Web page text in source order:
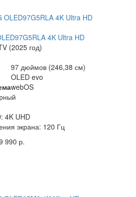
4K Ultra HD
(2025 год)
97 дюймов (246,38 см)
OLED evo
webOS
4K UHD
экрана: 120 Гц
990 р.